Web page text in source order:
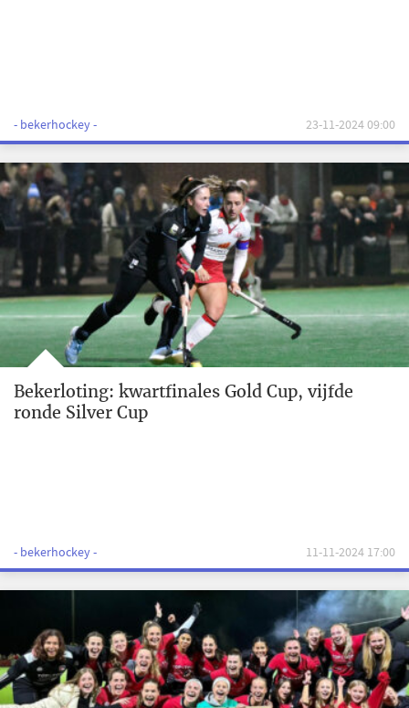
- bekerhockey - 23-11-2024 09:00
Bekerloting: kwartfinales Gold Cup, vijfde
ronde Silver Cup
- bekerhockey - 11-11-2024 17:00